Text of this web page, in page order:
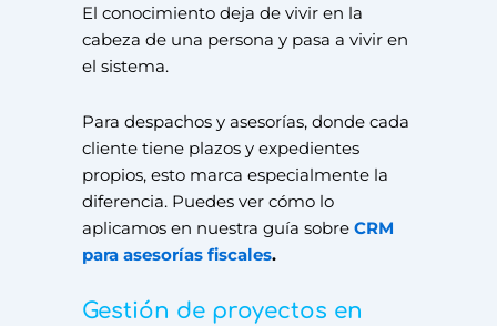
El conocimiento deja de vivir en la
cabeza de una persona y pasa a vivir en
el sistema.
Para despachos y asesorías, donde cada
cliente tiene plazos y expedientes
propios, esto marca especialmente la
diferencia. Puedes ver cómo lo
aplicamos en nuestra guía sobre CRM
para asesorías fiscales.
Gestión de proyectos en